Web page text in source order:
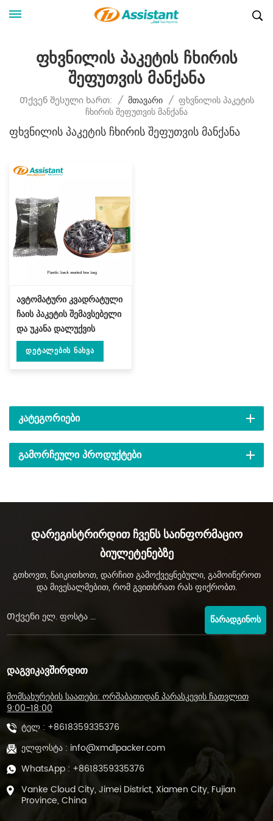
Ფხვნილის Პაკეტის Ჩხირის
Შეფუთვის Მანქანა
Თქვენ Შესული Ხართ: / Მთავარი / Ფხვნილის Პაკეტის
Ჩხირის Შეფუთვის Მანქანა
Ფხვნილის Პაკეტის Ჩხირის Შეფუთვის Მანქანა
ავტომატური კვადრატული
ჩაის პაკეტის შემავსებელი
და უკანა დალუქვის
მანქანა DL-ZBF-D
Დეტალების Ნახვა
ᲙᲐᲢᲔᲒᲝᲠᲘᲔᲑᲘ
ᲒᲐᲛᲝᲠᲩᲔᲣᲚᲘ ᲞᲠᲝᲓᲣᲥᲢᲔᲑᲘ
Დარეგისტრირდით Ჩვენს Საინფორმაციო
Ბიულეტენებზე
გთხოვთ, წაიკითხოთ, დარჩით გამოქვეყნებული, გამოიწეროთ
და მივესალმებით, რომ გვითხრათ რას ფიქრობთ.
ᲬᲐᲠᲐᲓᲒᲘᲜᲝᲡ
ᲓᲐᲒᲕᲘᲙᲐᲕᲨᲘᲠᲓᲘᲗ
მომსახურების საათები: ორშაბათიდან პარასკევის ჩათვლით
9:00-18:00
ტელ : +8618359335376
ელფოსტა : info@xmdlpacker.com
WhatsApp : +8618359335376
Vanke Cloud City, Jimei District, Xiamen City, Fujian
Province, China